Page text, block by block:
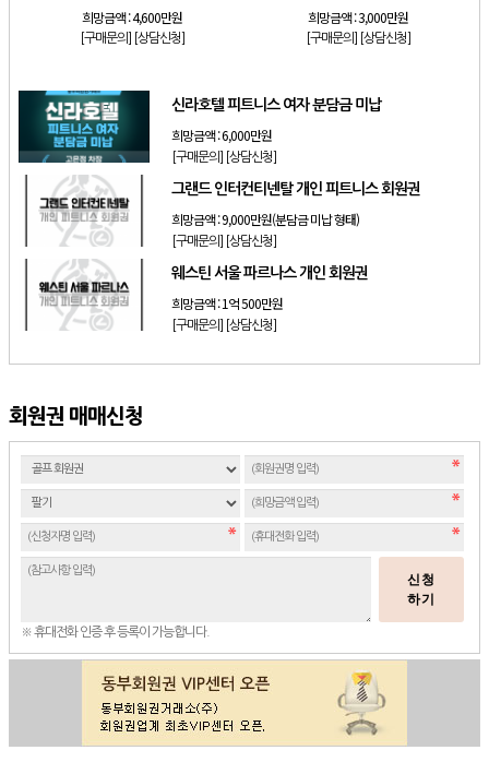
희망금액 :4,600만원
[구매문의] [상담신청]
희망금액 :3,000만원
[구매문의] [상담신청]
신라호텔 피트니스 여자 분담금 미납
희망금액 :6,000만원
[구매문의] [상담신청]
그랜드 인터컨티넨탈 개인 피트니스 회원권
희망금액 :9,000만원(분담금 미납 형태)
[구매문의] [상담신청]
웨스틴 서울 파르나스 개인 회원권
희망금액 :1억 500만원
[구매문의] [상담신청]
회원권 매매신청
신청
하기
※ 휴대전화 인증 후 등록이 가능합니다.